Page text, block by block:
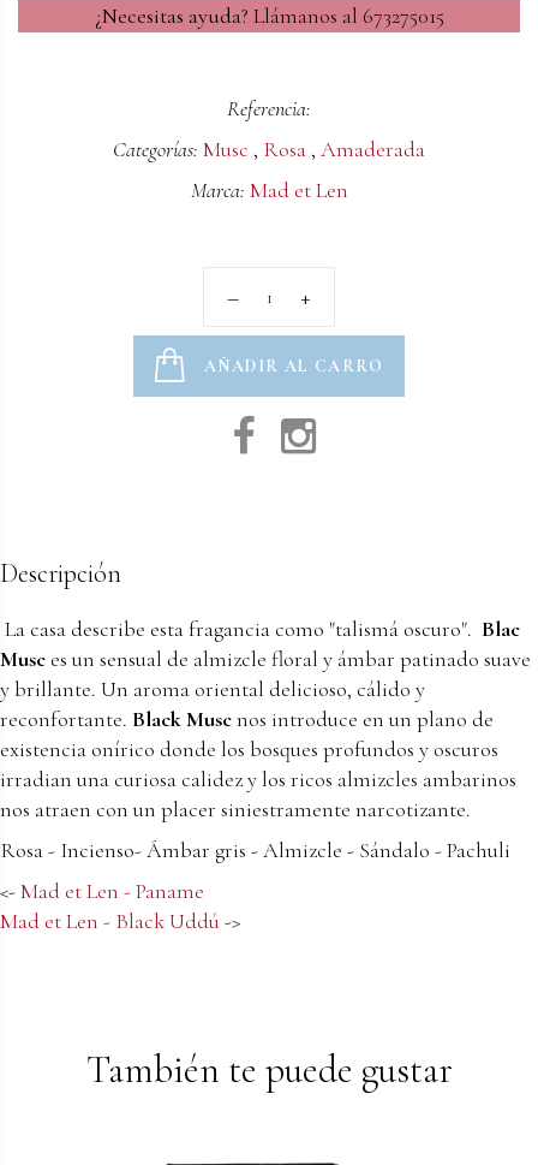
¿Necesitas ayuda? Llámanos al 673275015
Referencia:
Categorías: Musc , Rosa , Amaderada
Marca: Mad et Len
AÑADIR AL CARRO
Descripción
La casa describe esta fragancia como "talismá oscuro". Blac
Musc es un sensual de almizcle floral y ámbar patinado suave
y brillante. Un aroma oriental delicioso, cálido y
reconfortante. Black Muscnos introduce en un plano de
existencia onírico donde los bosques profundos y oscuros
irradian una curiosa calidez y los ricos almizcles ambarinos
nos atraen con un placer siniestramente narcotizante.
Rosa - Incienso- Ámbar gris - Almizcle - Sándalo - Pachuli
<-Mad et Len - Paname
Mad et Len - Black Uddú->
También te puede gustar